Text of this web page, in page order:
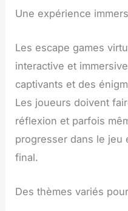
Une expérience
Les escape games
interactive et
captivants et des
Les joueurs doivent
réflexion et parfois
progresser dans le jeu
final.
Des thèmes variés